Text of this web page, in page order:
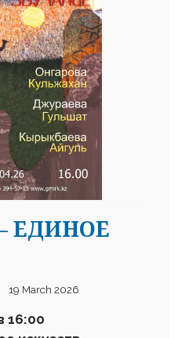
ЕДИНОЕ
19 March 2026
16:00